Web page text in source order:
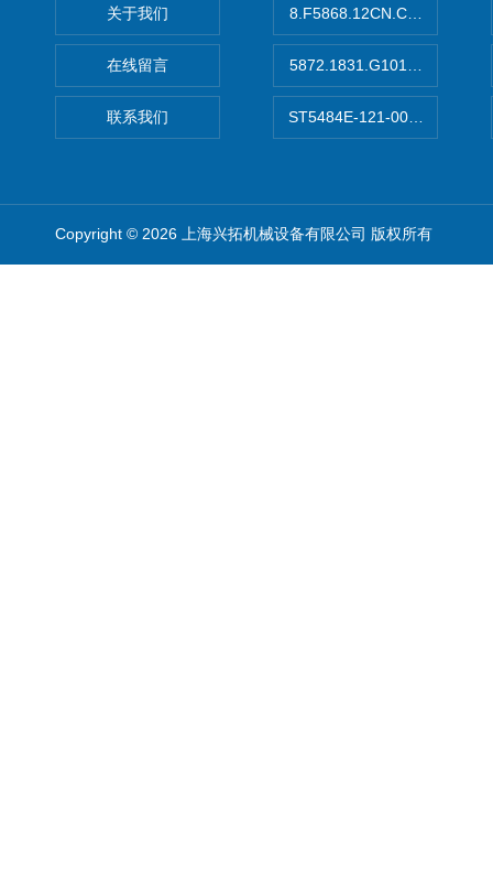
关于我们
在线留言
联系我们
8.F5868.12CN.C122德国
5872.1831.G101德国库伯勒
ST5484E-121-0032-00美国
Copyright © 2026 上海兴拓机械设备有限公司 版权所有